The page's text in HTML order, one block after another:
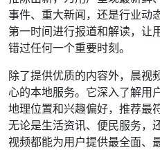
事件、重大新闻，还是行业动
第一时间进行报道和解读，让
错过任何一个重要时刻。
除了提供优质的内容外，晨视
心的本地服务。它深入了解用
地理位置和兴趣偏好，推荐最
无论是生活资讯、便民服务，
视频都能为用户提供最全面、